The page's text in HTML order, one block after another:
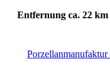
Entfernung ca. 22 km